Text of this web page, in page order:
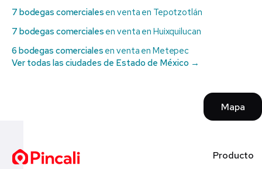
7 bodegas comerciales en venta en Tepotzotlán
7 bodegas comerciales en venta en Huixquilucan
6 bodegas comerciales en venta en Metepec
Ver todas las ciudades de Estado de México →
Mapa
Producto